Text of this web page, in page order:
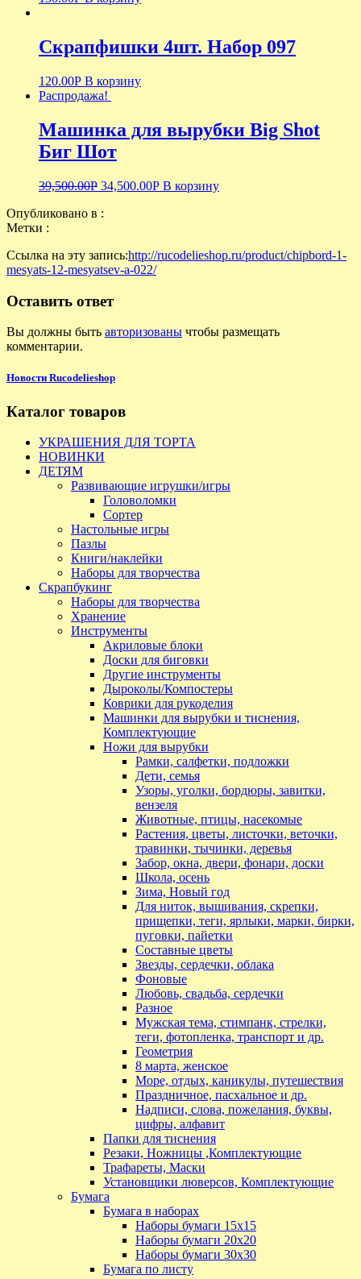
Скрапфишки 4шт. Набор 097
120.00Р В корзину
Распродажа!
Машинка для вырубки Big Shot
Биг Шот
39,500.00Р 34,500.00Р В корзину
Опубликовано в :
Метки :
Ссылка на эту запись:http://rucodelieshop.ru/product/chipbord-1-
mesyats-12-mesyatsev-a-022/
Оставить ответ
Вы должны быть авторизованы чтобы размещать
комментарии.
Новости Rucodelieshop
Каталог товаров
УКРАШЕНИЯ ДЛЯ ТОРТА
НОВИНКИ
ДЕТЯМ
Развивающие игрушки/игры
Головоломки
Сортер
Настольные игры
Пазлы
Книги/наклейки
Наборы для творчества
Скрапбукинг
Наборы для творчества
Хранение
Инструменты
Акриловые блоки
Доски для биговки
Другие инструменты
Дыроколы/Компостеры
Коврики для рукоделия
Машинки для вырубки и тиснения,
Комплектующие
Ножи для вырубки
Рамки, салфетки, подложки
Дети, семья
Узоры, уголки, бордюры, завитки,
вензеля
Животные, птицы, насекомые
Растения, цветы, листочки, веточки,
травинки, тычинки, деревья
Забор, окна, двери, фонари, доски
Школа, осень
Зима, Новый год
Для ниток, вышивания, скрепки,
прищепки, теги, ярлыки, марки, бирки,
пуговки, пайетки
Составные цветы
Звезды, сердечки, облака
Фоновые
Любовь, свадьба, сердечки
Разное
Мужская тема, стимпанк, стрелки,
теги, фотопленка, транспорт и др.
Геометрия
8 марта, женское
Море, отдых, каникулы, путешествия
Праздничное, пасхальное и др.
Надписи, слова, пожелания, буквы,
цифры, алфавит
Папки для тиснения
Резаки, Ножницы ,Комплектующие
Трафареты, Маски
Установщики люверсов, Комплектующие
Бумага
Бумага в наборах
Наборы бумаги 15х15
Наборы бумаги 20х20
Наборы бумаги 30х30
Бумага по листу